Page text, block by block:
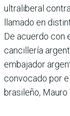
ultraliberal
llamado en
De acuerdo con
cancillería
embajador
convocado por
brasileño, Mauro